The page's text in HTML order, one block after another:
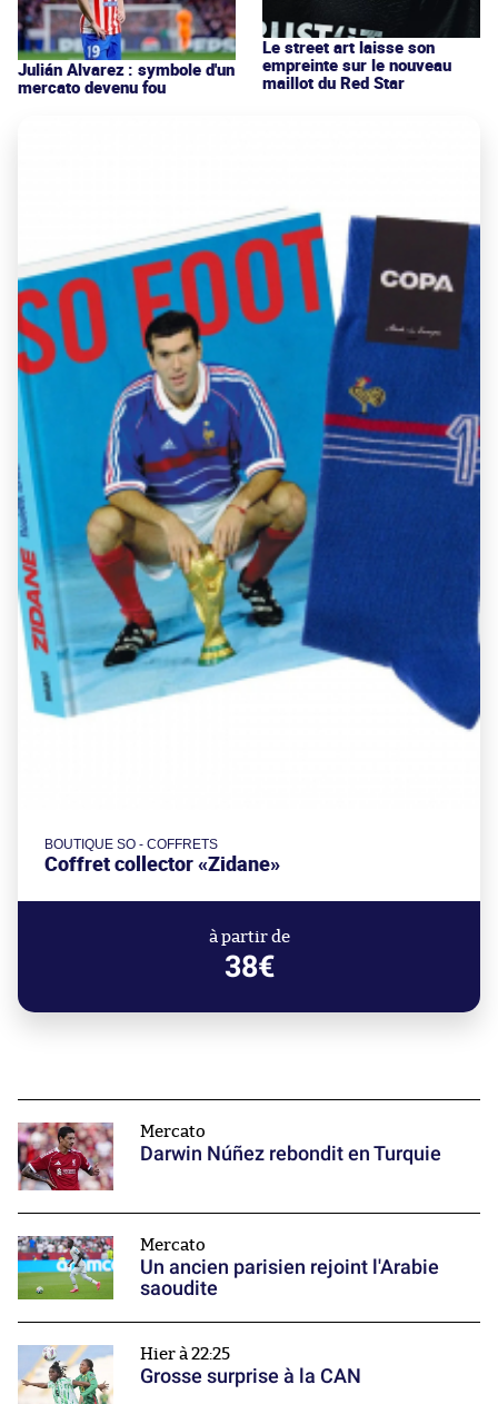
Julián Alvarez : symbole d'un
mercato devenu fou
Le street art laisse son
empreinte sur le nouveau
maillot du Red Star
BOUTIQUE SO - COFFRETS
Coffret collector «Zidane»
à partir de
38€
Mercato
Darwin Núñez rebondit en Turquie
Mercato
Un ancien parisien rejoint l'Arabie
saoudite
Hier à 22:25
Grosse surprise à la CAN